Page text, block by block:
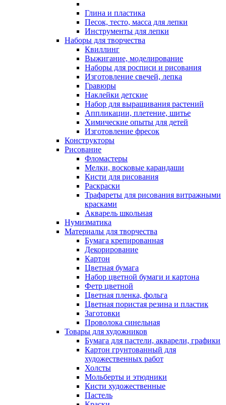
Глина и пластика
Песок, тесто, масса для лепки
Инструменты для лепки
Наборы для творчества
Квиллинг
Выжигание, моделирование
Наборы для росписи и рисования
Изготовление свечей, лепка
Гравюры
Наклейки детские
Набор для выращивания растений
Аппликации, плетение, шитье
Химические опыты для детей
Изготовление фресок
Конструкторы
Рисование
Фломастеры
Мелки, восковые карандаши
Кисти для рисования
Раскраски
Трафареты для рисования витражными
красками
Акварель школьная
Нумизматика
Материалы для творчества
Бумага крепированная
Декорирование
Картон
Цветная бумага
Набор цветной бумаги и картона
Фетр цветной
Цветная пленка, фольга
Цветная пористая резина и пластик
Заготовки
Проволока синельная
Товары для художников
Бумага для пастели, акварели, графики
Картон грунтованный для
художественных работ
Холсты
Мольберты и этюдники
Кисти художественные
Пастель